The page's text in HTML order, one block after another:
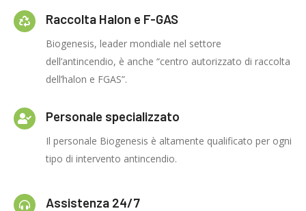
Raccolta Halon e F-GAS
Biogenesis, leader mondiale nel settore
dell’antincendio, è anche “centro autorizzato di raccolta
dell’halon e FGAS”.
Personale specializzato
Il personale Biogenesis è altamente qualificato per ogni
tipo di intervento antincendio.
Assistenza 24/7